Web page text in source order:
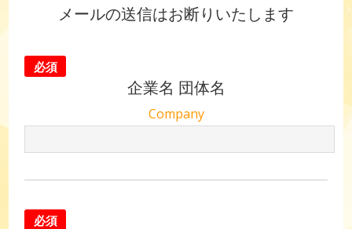
メールの送信はお断りいたします
必須
企業名 団体名
Company
必須